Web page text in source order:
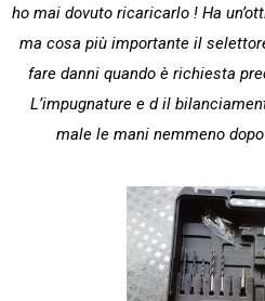
ho mai dovuto ricaricarlo ! Ha
ma cosa più importante il
fare danni quando è richiesta
L’impugnature e d il
male le mani nemmeno